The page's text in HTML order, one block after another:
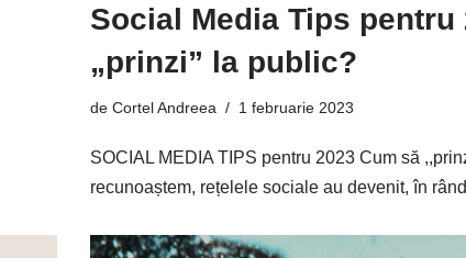
Social Media Tips pentru
„prinzi” la public?
de Cortel Andreea 1 februarie 2023
SOCIAL MEDIA TIPS pentru 2023 Cum să
recunoaștem, rețelele sociale au devenit, în